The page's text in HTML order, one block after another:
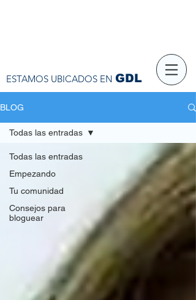
ESTAMOS UBICADOS EN GDL
BLOG
Todas las entradas
Empezando
Tu comunidad
Consejos para
bloguear
Todas las entradas